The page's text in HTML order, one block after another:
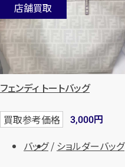
店舗買取
フェンディ トートバッグ
買取参考価格 3,000円
バッグ
ショルダーバッグ